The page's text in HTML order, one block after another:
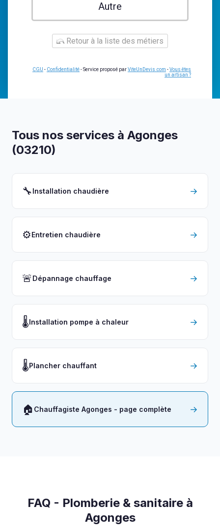
Autre
Retour à la liste des métiers
CGU - Confidentialité- Service proposé parViteUnDevis.com -Vous êtes
un artisan ?
Tous nos services à Agonges
(03210)
🔧Installation chaudière →
⚙️Entretien chaudière →
🚨Dépannage chauffage →
🌡️Installation pompe à chaleur →
🌡️Plancher chauffant →
🏠 Chauffagiste Agonges - page complète →
FAQ - Plomberie & sanitaire à
Agonges